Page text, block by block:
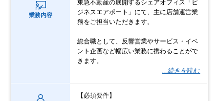
業務内容
東急不動産の展開するシェアオフィス「ビ
ジネスエアポート」にて、主に店舗運営業
務をご担当いただきます。
総合職として、反響営業やサービス・イベ
ント企画など幅広い業務に携わることがで
きます。
…続きを読む
【必須要件】